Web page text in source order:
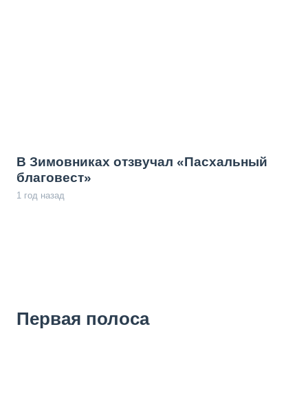
В Зимовниках отзвучал «Пасхальный
благовест»
1 год назад
Первая полоса